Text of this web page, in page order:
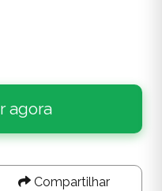
agora
Compartilhar